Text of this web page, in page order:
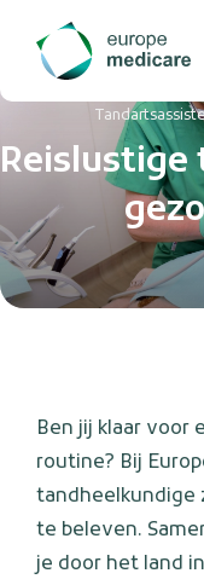
Ben jij klaar voor
routine? Bij
tandheelkundige
te beleven.
je door het land